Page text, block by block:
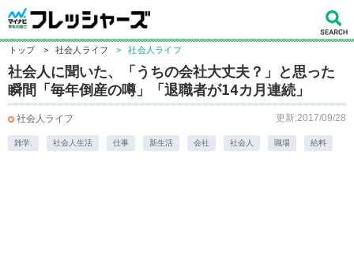
トップ > 社会人ライフ > 社会人ライフ
社会人に聞いた、「うちの会社大丈夫？」と思った
瞬間「毎年倒産の噂」「退職者が14カ月連続」
社会人ライフ 更新:2017/09/28
雑学. 社会人生活 仕事 新生活 会社 社会人 職場 給料